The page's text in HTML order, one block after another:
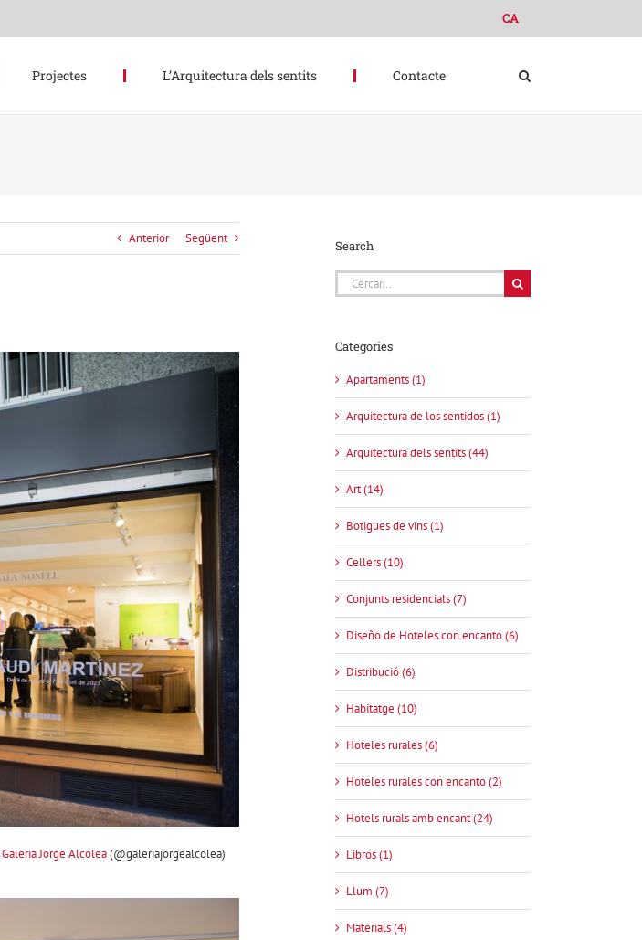
CA
Projectes L’Arquitectura dels sentits Contacte
Anterior Següent
Galeria Jorge Alcolea(@galeriajorgealcolea)
Search
Cerca
…
Categories
Apartaments (1)
Arquitectura de los sentidos (1)
Arquitectura dels sentits (44)
Art (14)
Botigues de vins (1)
Cellers (10)
Conjunts residencials (7)
Diseño de Hoteles con encanto (6)
Distribució (6)
Habitatge (10)
Hoteles rurales (6)
Hoteles rurales con encanto (2)
Hotels rurals amb encant (24)
Libros (1)
Llum (7)
Materials (4)